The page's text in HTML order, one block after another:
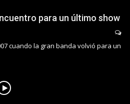
para un último show
cuando la gran banda volvió para un